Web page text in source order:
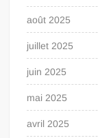
août 2025
juillet 2025
juin 2025
mai 2025
avril 2025